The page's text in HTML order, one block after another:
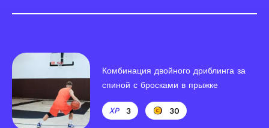
Комбинация двойного дриблинга за
спиной с бросками в прыжке
3 30